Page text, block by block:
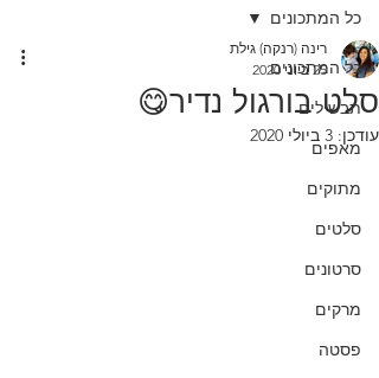
כל המתכונים
תבשילים
מאפים
מתוקים
סלטים
סרטונים
מרקים
פסטה
כל המתכונים
סלט בורגול נדיר😋
רינה (רנקה) גילת
25 ביוני 2020
עודכן: 3 ביולי 2020